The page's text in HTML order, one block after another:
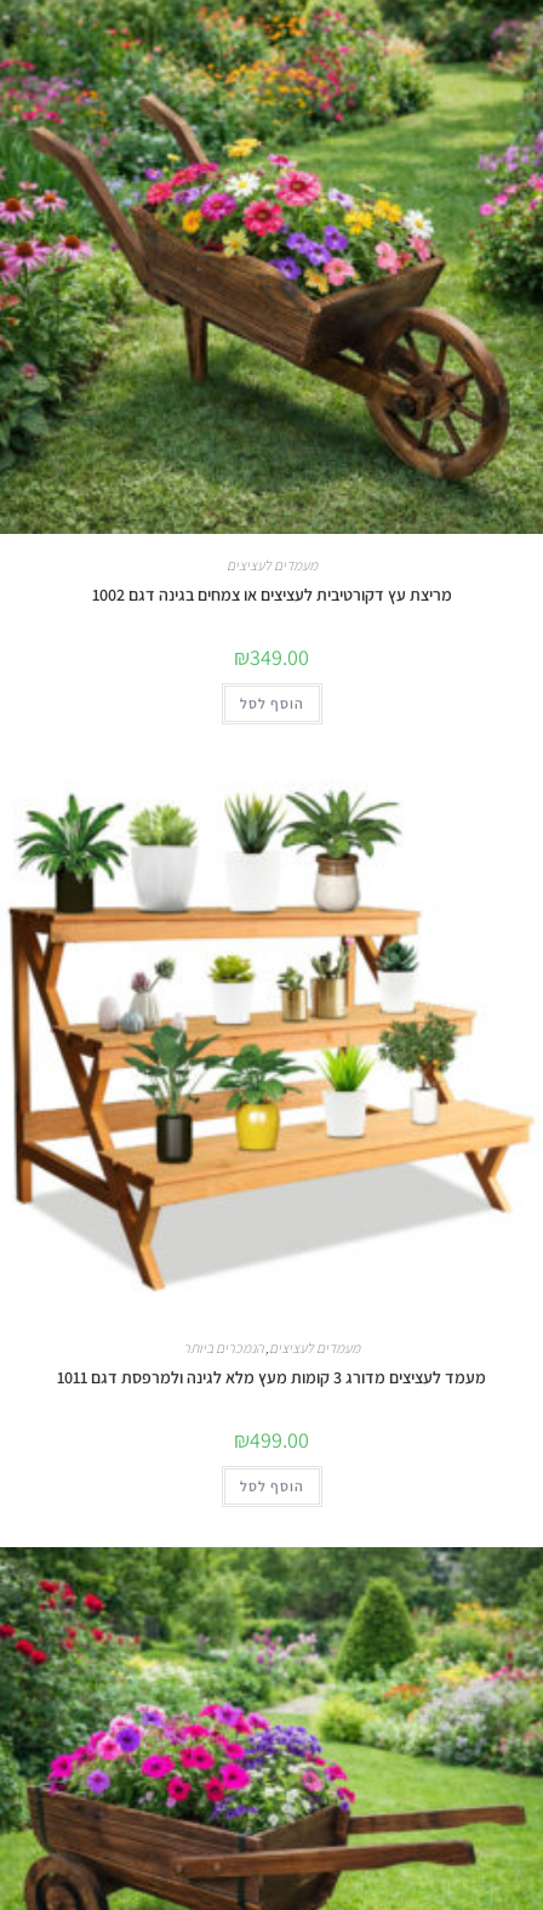
מעמדים לעציצים
מריצת עץ דקורטיבית לעציצים או צמחים בגינה דגם 1002
₪349.00
הוסף לסל
מעמדים לעציצים,הנמכרים ביותר
מעמד לעציצים מדורג 3 קומות מעץ מלא לגינה ולמרפסת דגם 1011
₪499.00
הוסף לסל